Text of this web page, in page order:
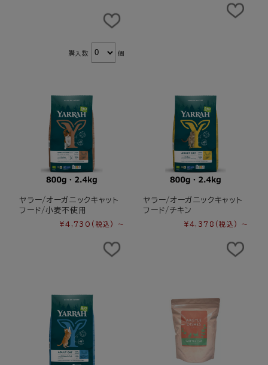
購入数 個
ヤラー/オーガニックキャット
フード/小麦不使用
¥4,730 (税込) ～
ヤラー/オーガニックキャット
フード/チキン
¥4,378 (税込) ～